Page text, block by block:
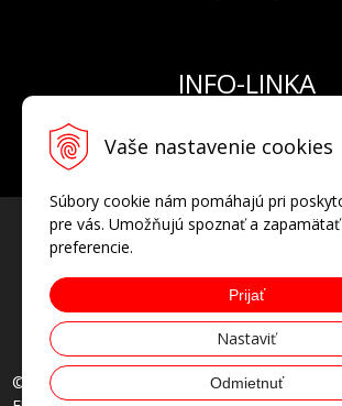
Vaše nastavenie cookies
Súbory cookie nám pomáhajú pri
pre vás. Umožňujú spoznať a zapamätať
preferencie.
Prijať
Nastaviť
Odmietnuť
INFO-LINKA
E-mail:
© 2026 HODINKYVOSTOK.SK oficiálny